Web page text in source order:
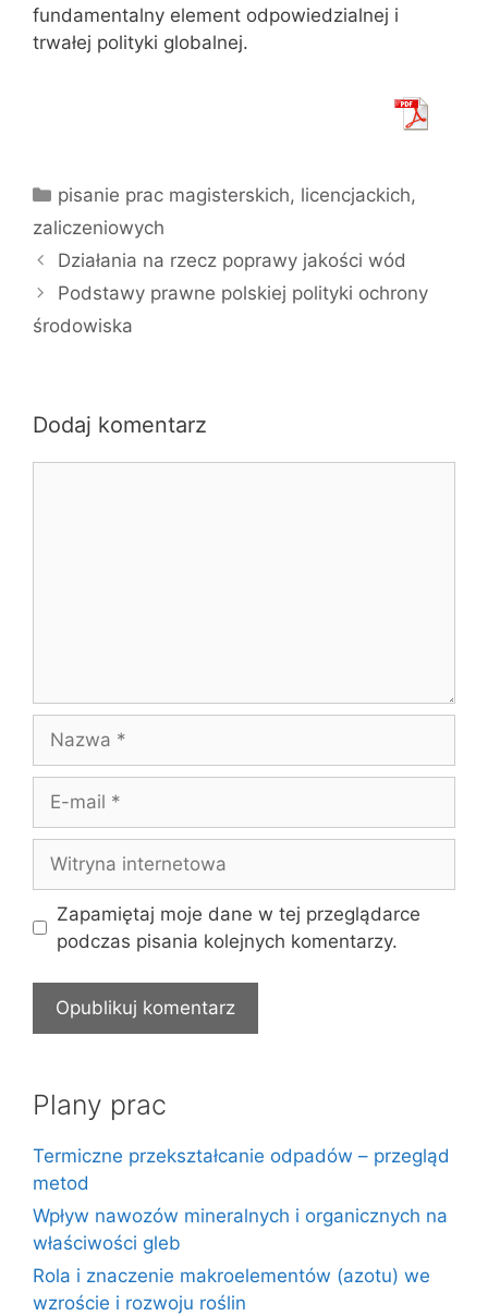
fundamentalny element odpowiedzialnej i
trwałej polityki globalnej.
Kategorie
pisanie prac magisterskich, licencjackich,
zaliczeniowych
Działania na rzecz poprawy jakości wód
Podstawy prawne polskiej polityki ochrony
środowiska
Dodaj komentarz
mail
internetowa
Zapamiętaj moje dane w tej przeglądarce
podczas pisania kolejnych komentarzy.
Plany prac
Termiczne przekształcanie odpadów – przegląd
metod
Wpływ nawozów mineralnych i organicznych na
właściwości gleb
Rola i znaczenie makroelementów (azotu) we
wzroście i rozwoju roślin